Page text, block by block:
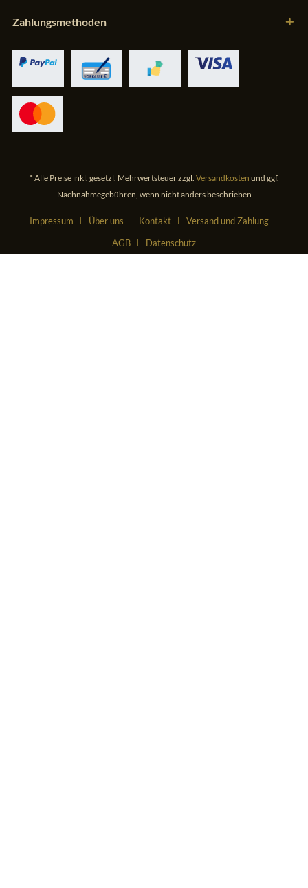
Zahlungsmethoden
* Alle Preise inkl. gesetzl. Mehrwertsteuer zzgl. Versandkosten und ggf.
Nachnahmegebühren, wenn nicht anders beschrieben
Impressum Über uns Kontakt
Versand und Zahlung
AGB
Datenschutz